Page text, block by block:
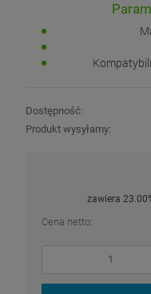
Dostępność:
Produkt wysyłamy:
zawiera
Cena netto: